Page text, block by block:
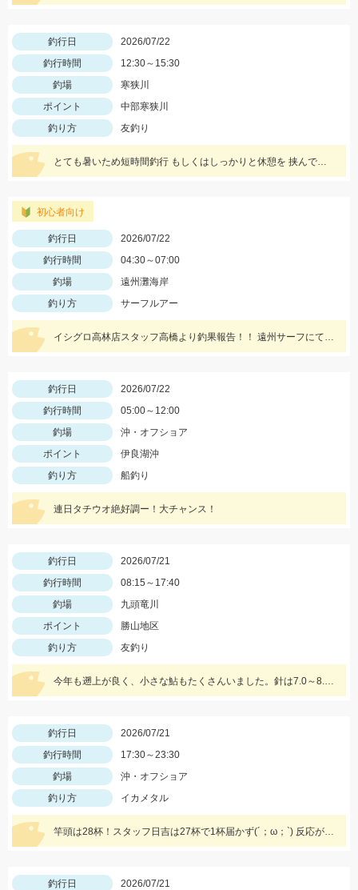
釣行日
2026/07/22
釣行時間
12:30～15:30
釣場
寒狭川
ポイント
中部寒狭川
釣り方
友釣り
とても暑いため短時間釣行 もしくはしっかりと休憩を 挟んで釣りを行うように しましょう！
初心者向け
釣行日
2026/07/22
釣行時間
04:30～07:00
釣場
遠州灘海岸
釣り方
サーフルアー
イシグロ高林店スタッフ高橋より釣果報告！！ 遠州サーフにてアブコ＆シオなど小型青物回遊中！！
釣行日
2026/07/22
釣行時間
05:00～12:00
釣場
沖・オフショア
ポイント
伊良湖沖
釣り方
船釣り
連日タチウオ絶好調ー！大チャンス！
釣行日
2026/07/21
釣行時間
08:15～17:40
釣場
九頭竜川
ポイント
勝山地区
釣り方
友釣り
今年も遡上が良く、小さな鮎もたくさんいました。針は7.0～8.0を用意しておいた方がいいと思います。油断をすると23㎝クラスが掛かります チャラ瀬なども見逃さずにオトリを通してみましょう♪
釣行日
2026/07/21
釣行時間
17:30～23:30
釣場
沖・オフショア
釣り方
イカメタル
竿頭は28杯！スタッフ日吉は27杯で1杯届かず(´；ω；`) 反応が良かったスッテ、ドロッパーは、ジャッカルゲキダキスッテメタル15号クロオレゼブラ、ゲキダキスッテ50パープルグリーン、ツリノスクイッドメタリカ1.8号キャンパスでした！
釣行日
2026/07/21